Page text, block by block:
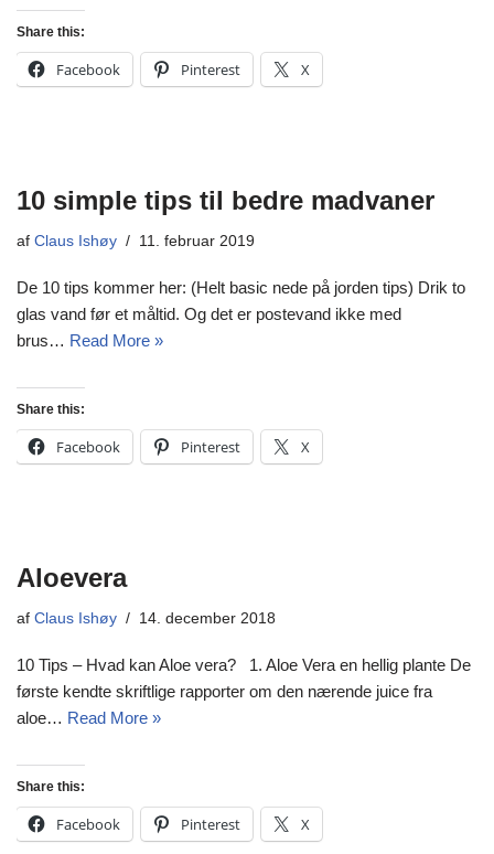
Share this:
Facebook Pinterest X
10 simple tips til bedre madvaner
af Claus Ishøy 11. februar 2019
De 10 tips kommer her: (Helt basic nede på jorden tips) Drik to
glas vand før et måltid. Og det er postevand ikke med
brus… Read More »
Share this:
Facebook Pinterest X
Aloevera
af Claus Ishøy 14. december 2018
10 Tips – Hvad kan Aloe vera? 1. Aloe Vera en hellig plante De
første kendte skriftlige rapporter om den nærende juice fra
aloe… Read More »
Share this:
Facebook Pinterest X